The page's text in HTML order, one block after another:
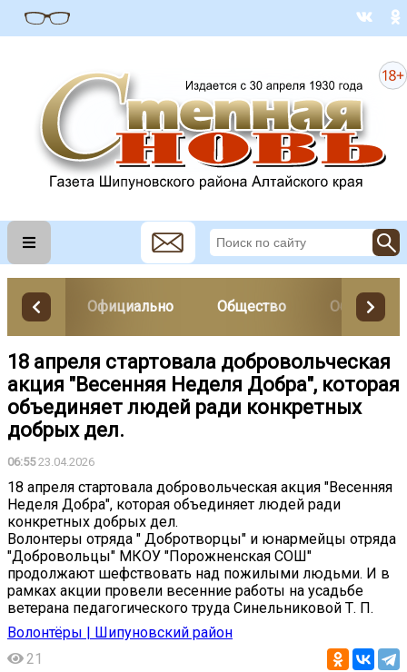
Официально Общество
18 апреля стартовала добровольческая
акция "Весенняя Неделя Добра", которая
объединяет людей ради конкретных
добрых дел.
06:5523.04.2026
18 апреля стартовала добровольческая акция "Весенняя
Неделя Добра", которая объединяет людей ради
конкретных добрых дел.
Волонтеры отряда " Добротворцы" и юнармейцы отряда
"Добровольцы" МКОУ "Порожненская СОШ"
продолжают шефствовать над пожилыми людьми. И в
рамках акции провели весенние работы на усадьбе
ветерана педагогического труда Синельниковой Т. П.
Волонтёры | Шипуновский район
21